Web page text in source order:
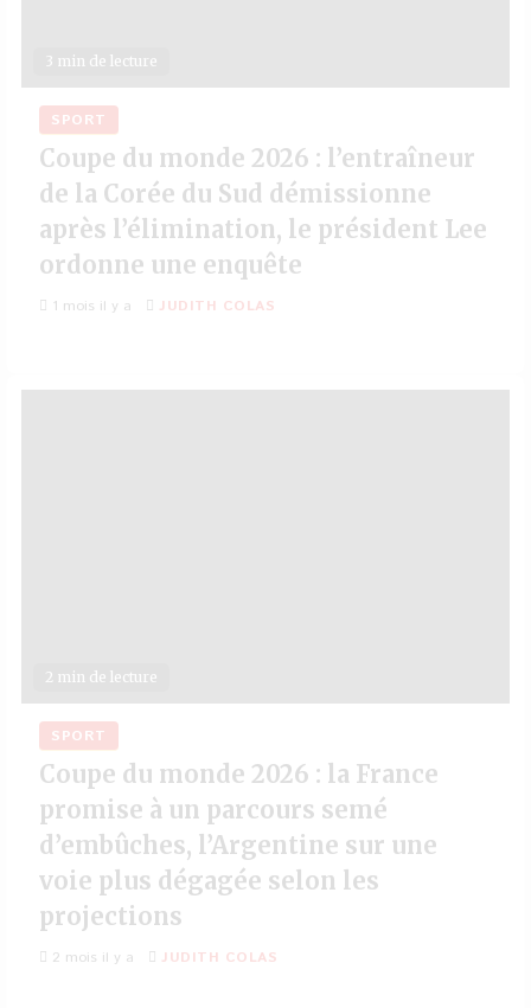
3 min de lecture
SPORT
Coupe du monde 2026 : l’entraîneur
de la Corée du Sud démissionne
après l’élimination, le président Lee
ordonne une enquête
1 mois il y a JUDITH COLAS
2 min de lecture
SPORT
Coupe du monde 2026 : la France
promise à un parcours semé
d’embûches, l’Argentine sur une
voie plus dégagée selon les
projections
2 mois il y a JUDITH COLAS